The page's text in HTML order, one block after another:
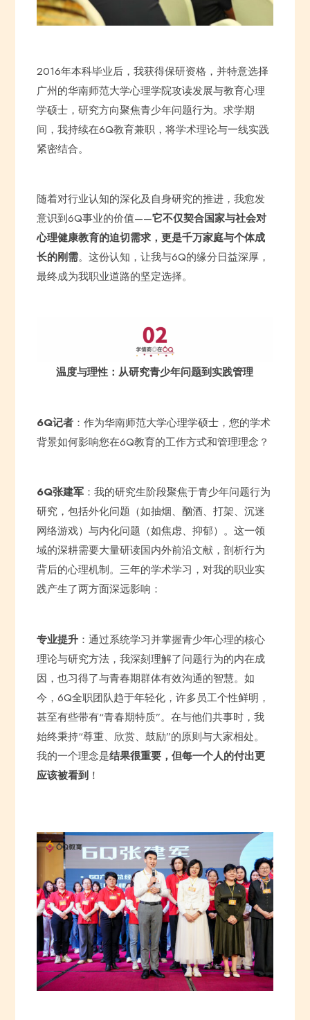
2016年本科毕业后，我获得保研资格，并特意选择
广州的华南师范大学心理学院攻读发展与教育心理
学硕士，研究方向聚焦青少年问题行为。求学期
间，我持续在6Q教育兼职，将学术理论与一线实践
紧密结合。
随着对行业认知的深化及自身研究的推进，我愈发
意识到6Q事业的价值——它不仅契合国家与社会对
心理健康教育的迫切需求，更是千万家庭与个体成
长的刚需。这份认知，让我与6Q的缘分日益深厚，
最终成为我职业道路的坚定选择。
温度与理性：从研究青少年问题到实践管理
6Q记者：作为华南师范大学心理学硕士，您的学术
背景如何影响您在6Q教育的工作方式和管理理念？
6Q张建军：我的研究生阶段聚焦于青少年问题行为
研究，包括外化问题（如抽烟、酗酒、打架、沉迷
网络游戏）与内化问题（如焦虑、抑郁）。这一领
域的深耕需要大量研读国内外前沿文献，剖析行为
背后的心理机制。三年的学术学习，对我的职业实
践产生了两方面深远影响：
专业提升：通过系统学习并掌握青少年心理的核心
理论与研究方法，我深刻理解了问题行为的内在成
因，也习得了与青春期群体有效沟通的智慧。如
今，6Q全职团队趋于年轻化，许多员工个性鲜明，
甚至有些带有“青春期特质”。在与他们共事时，我
始终秉持“尊重、欣赏、鼓励”的原则与大家相处。
我的一个理念是结果很重要，但每一个人的付出更
应该被看到！